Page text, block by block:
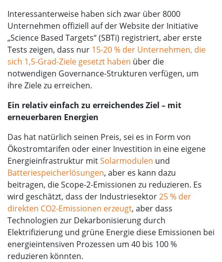
Interessanterweise haben sich zwar über 8000
Unternehmen offiziell auf der Website der Initiative
„Science Based Targets“ (SBTi) registriert, aber erste
Tests zeigen, dass nur 15-20 % der Unternehmen, die
sich 1,5-Grad-Ziele gesetzt haben über die
notwendigen Governance-Strukturen verfügen, um
ihre Ziele zu erreichen.
Ein relativ einfach zu erreichendes Ziel – mit
erneuerbaren Energien
Das hat natürlich seinen Preis, sei es in Form von
Ökostromtarifen oder einer Investition in eine eigene
Energieinfrastruktur mitSolarmodulen und
Batteriespeicherlösungen, aber es kann dazu
beitragen, die Scope-2-Emissionen zu reduzieren. Es
wird geschätzt, dass der Industriesektor25 % der
direkten CO2-Emissionen erzeugt, aber dass
Technologien zur Dekarbonisierung durch
Elektrifizierung und grüne Energie diese Emissionen bei
energieintensiven Prozessen um 40 bis 100 %
reduzieren könnten.